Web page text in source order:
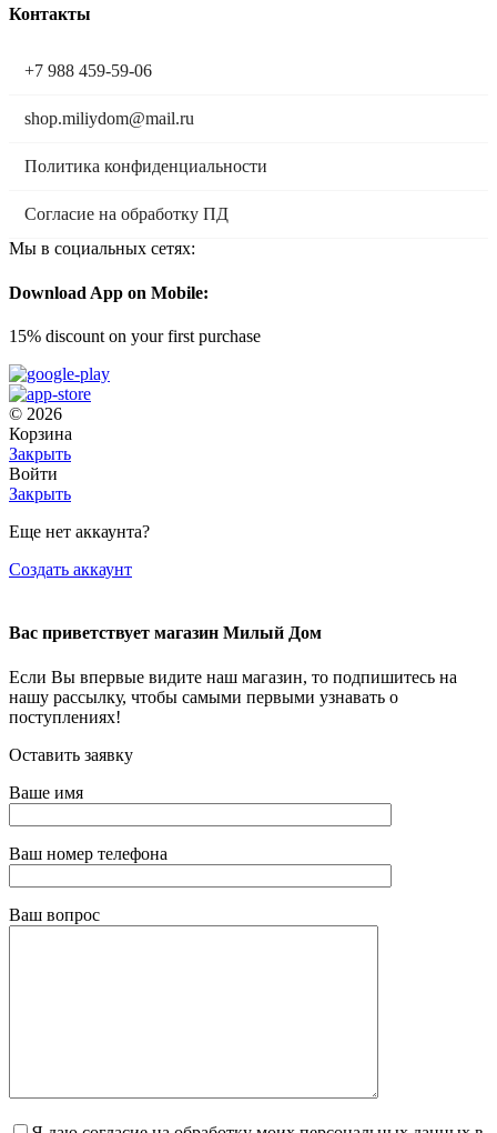
Контакты
+7 988 459-59-06
shop.miliydom@mail.ru
Политика конфиденциальности
Согласие на обработку ПД
Мы в социальных сетях:
Download App on Mobile:
15% discount on your first purchase
© 2026
Корзина
Закрыть
Войти
Закрыть
Еще нет аккаунта?
Создать аккаунт
Вас приветствует магазин Милый Дом
Если Вы впервые видите наш магазин, то подпишитесь на
нашу рассылку, чтобы самыми первыми узнавать о
поступлениях!
Оставить заявку
Ваше имя
Ваш номер телефона
Ваш вопрос